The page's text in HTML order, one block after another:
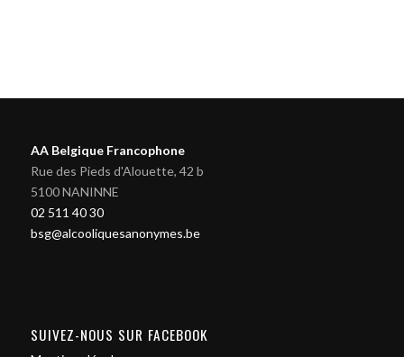
AA Belgique Francophone
Rue des Pieds d'Alouette, 42 b
5100 NANINNE
02 511 40 30
bsg@alcooliquesanonymes.be
SUIVEZ-NOUS SUR FACEBOOK